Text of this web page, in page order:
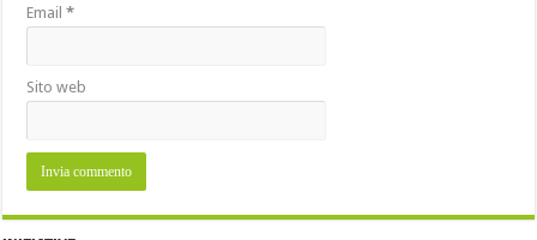
Email*
Sito web